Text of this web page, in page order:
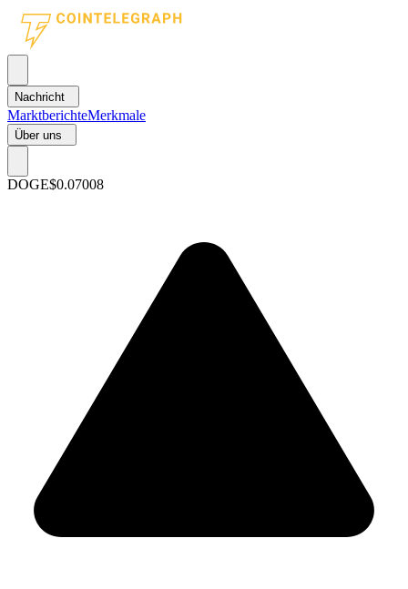
Nachricht
MarktberichteMerkmale
Über uns
DOGE$0.07008